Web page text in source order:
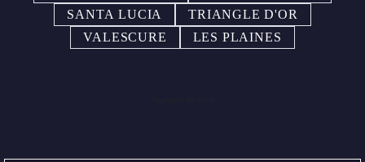
SANTA LUCIA
TRIANGLE D'OR
VALESCURE
LES PLAINES